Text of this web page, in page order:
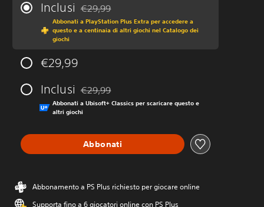
Inclusi Scontato dal prezzo originale di €29,99
€29,99
Abbonati a PlayStation Plus Extra per accedere a
questo e a centinaia di altri giochi nel Catalogo dei
giochi
€29,99
Inclusi
Scontato dal prezzo originale di €29,99
€29,99
Abbonati a Ubisoft+ Classics per scaricare questo e
altri giochi
Abbonati
Abbonamento a PS Plus richiesto per giocare online
Supporta fino a 6 giocatori online con PS Plus